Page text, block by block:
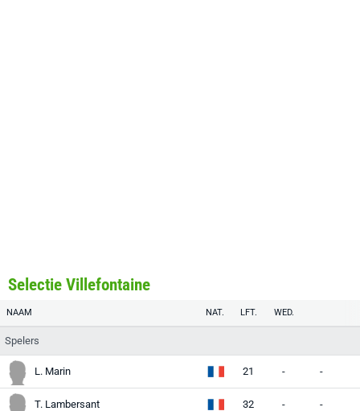
Selectie Villefontaine
NAAM NAT. LFT. WED.
Spelers
L. Marin 21 - -
T. Lambersant 32 - -